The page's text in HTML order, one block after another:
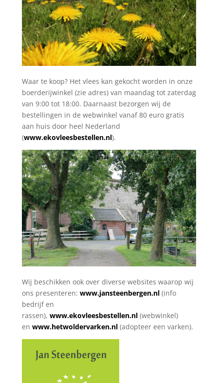
Waar te koop? Het vlees kan gekocht worden in onze
boerderijwinkel (zie adres) van maandag tot zaterdag
van 9:00 tot 18:00. Daarnaast bezorgen wij de
bestellingen in de webwinkel vanaf 80 euro gratis
aan huis door heel Nederland
(www.ekovleesbestellen.nl).
Wij beschikken ook over diverse websites waarop wij
ons presenteren: www.jansteenbergen.nl(info
bedrijf en
rassen), www.ekovleesbestellen.nl (webwinkel)
en www.hetwoldervarken.nl(adopteer een varken).